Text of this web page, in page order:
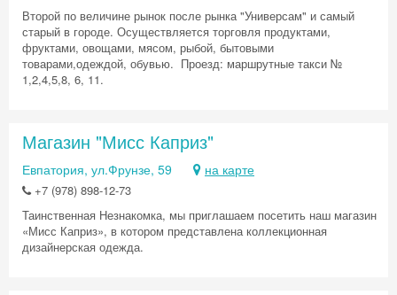
Второй по величине рынок после рынка "Универсам" и самый
старый в городе. Осуществляется торговля продуктами,
фруктами, овощами, мясом, рыбой, бытовыми
товарами,одеждой, обувью. Проезд: маршрутные такси №
1,2,4,5,8, 6, 11.
Магазин "Мисс Каприз"
Евпатория, ул.Фрунзе, 59 на карте
+7 (978) 898-12-73
Таинственная Незнакомка, мы приглашаем посетить наш магазин
«Мисс Каприз», в котором представлена коллекционная
дизайнерская одежда.